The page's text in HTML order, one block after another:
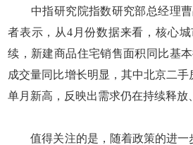
中指研究院指数研究部总经理曹
者表示，从4月份数据来看，核心
续，新建商品住宅销售面积同比基
成交量同比增长明显，其中北京二
单月新高，反映出需求仍在持续释放
值得关注的是，随着政策的进一